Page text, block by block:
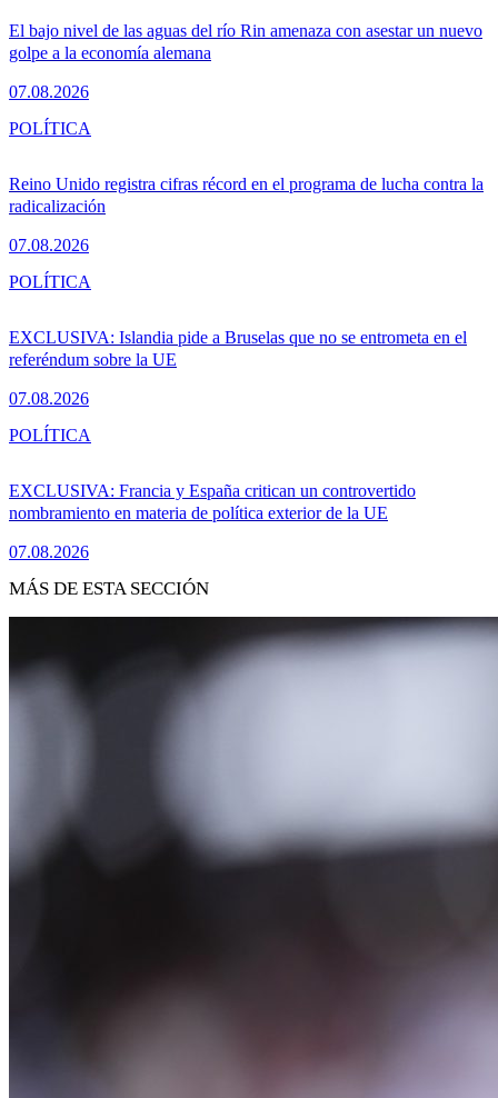
El bajo nivel de las aguas del río Rin amenaza con asestar un nuevo
golpe a la economía alemana
07.08.2026
Reino Unido registra cifras récord en el programa de lucha contra la
radicalización
07.08.2026
POLÍTICA
EXCLUSIVA: Islandia pide a Bruselas que no se entrometa en el
referéndum sobre la UE
07.08.2026
POLÍTICA
EXCLUSIVA: Francia y España critican un controvertido
nombramiento en materia de política exterior de la UE
07.08.2026
POLÍTICA
MÁS DE ESTA SECCIÓN